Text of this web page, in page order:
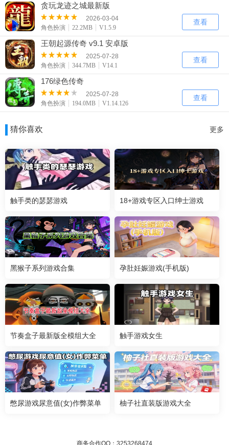
贪玩龙迹之城最新版
2026-03-04
角色扮演
22.2MB V1.5.9
查看
王朝起源传奇 v9.1 安卓版
2025-07-28
角色扮演
344.7MB V14.1
查看
176绿色传奇
2025-07-28
角色扮演
194.0MB V1.14.126
查看
猜你喜欢 更多
触手类的瑟瑟游戏 18+游戏专区入口绅士游戏
黑猴子系列游戏合集 孕肚妊娠游戏(手机版)
节奏盒子最新版全模组大全 触手游戏女生
憋尿游戏尿意值(女)作弊菜单 柚子社直装版游戏大全
商务合作QQ：3253268474